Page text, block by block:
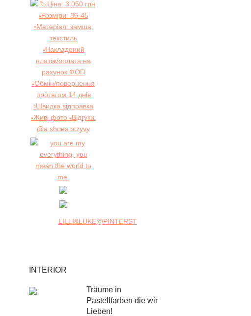
LILLI&LUKE@PINTERST
INTERIOR
Träume in
Pastellfarben die wir
Lieben!